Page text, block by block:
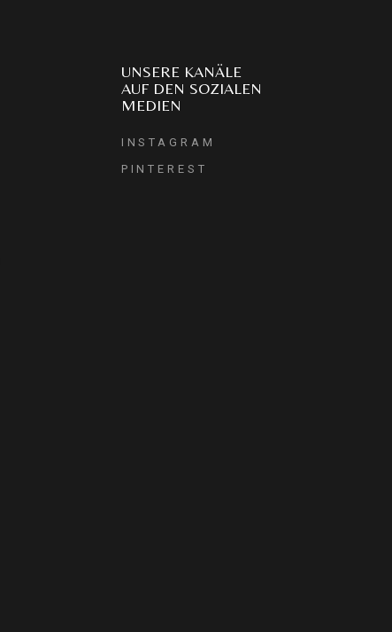
UNSERE KANÄLE
AUF DEN SOZIALEN
MEDIEN
INSTAGRAM
PINTEREST